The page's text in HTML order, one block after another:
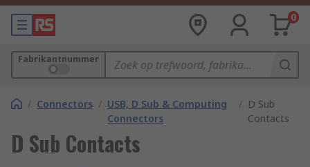
0
Fabrikantnummer
/ Connectors / USB, D Sub & Computing
Connectors
/ D Sub
Contacts
D Sub Contacts